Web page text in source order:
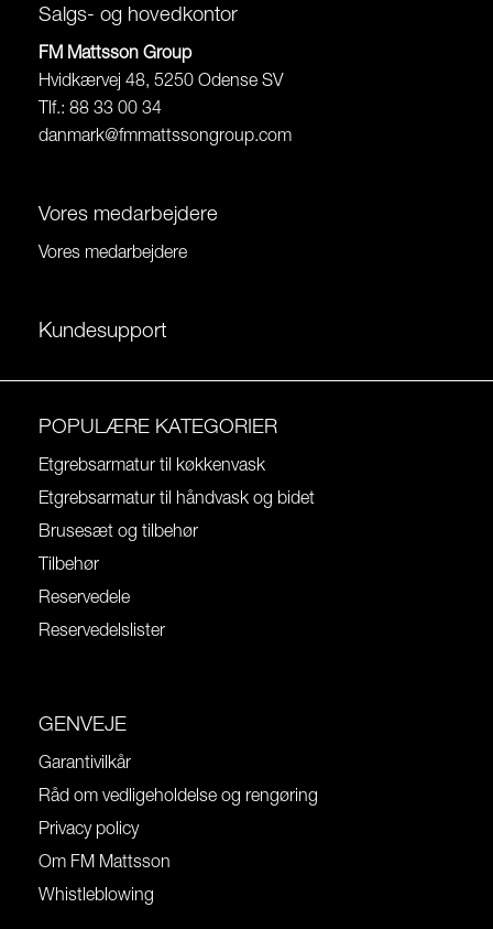
Salgs- og hovedkontor
FM Mattsson Group
Hvidkærvej 48, 5250 Odense SV
Tlf.: 88 33 00 34
danmark@fmmattssongroup.com
Vores medarbejdere
Vores medarbejdere
Kundesupport
POPULÆRE KATEGORIER
Etgrebsarmatur til køkkenvask
Etgrebsarmatur til håndvask og bidet
Brusesæt og tilbehør
Tilbehør
Reservedele
Reservedelslister
GENVEJE
Garantivilkår
Råd om vedligeholdelse og rengøring
Privacy policy
Om FM Mattsson
Whistleblowing